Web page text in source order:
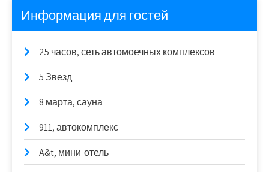
Информация для гостей
25 часов, сеть автомоечных комплексов
5 Звезд
8 марта, сауна
911, автокомплекс
A&t, мини-отель